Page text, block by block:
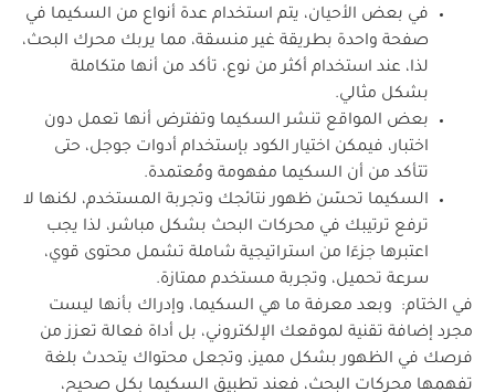
في بعض الأحيان، يتم استخدام عدة أنواع من السكيما في
صفحة واحدة بطريقة غير منسقة، مما يربك محرك البحث،
لذا، عند استخدام أكثر من نوع، تأكد من أنها متكاملة
بشكل مثالي.
بعض المواقع تنشر السكيما وتفترض أنها تعمل دون
اختبار، فيمكن اختيار الكود بإستخدام أدوات جوجل، حتى
تتأكد من أن السكيما مفهومة ومُعتمدة.
السكيما تحسّن ظهور نتائجك وتجربة المستخدم، لكنها لا
ترفع ترتيبك في محركات البحث بشكل مباشر، لذا يجب
اعتبرها جزءَا من استراتيجية شاملة تشمل محتوى قوي،
سرعة تحميل، وتجربة مستخدم ممتازة.
في الختام: وبعد معرفة ما هي السكيما، وإدراك بأنها ليست
مجرد إضافة تقنية لموقعك الإلكتروني، بل أداة فعالة تعزز من
فرصك في الظهور بشكل مميز، وتجعل محتواك يتحدث بلغة
تفهمها محركات البحث، فعند تطبيق السكيما بكل صحيح،